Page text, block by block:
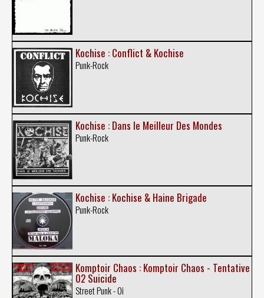
Kochise : Conflict & Kochise
Punk-Rock
Kochise : Dans le Meilleur Des Mondes
Punk-Rock
Kochise : Kochise & Haine Brigade
Punk-Rock
Komptoir Chaos : Komptoir Chaos - Tentative
02 Suicide
Street Punk - Oi